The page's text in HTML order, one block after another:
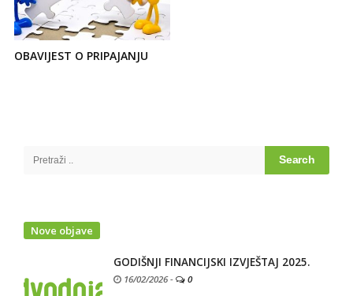
OBAVIJEST O PRIPAJANJU
Search
Nove objave
GODIŠNJI FINANCIJSKI IZVJEŠTAJ 2025.
16/02/2026- 0